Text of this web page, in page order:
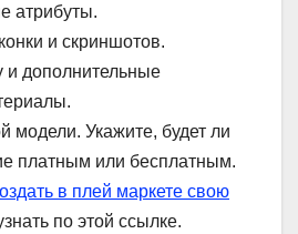
атрибуты.
и скриншотов.
и дополнительные
модели. Укажите, будет ли
платным или бесплатным.
в плей маркете свою
по этой ссылке.